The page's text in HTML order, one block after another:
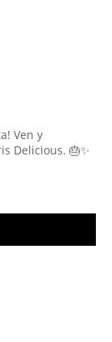
Ven y
Delicious. 🎂✨